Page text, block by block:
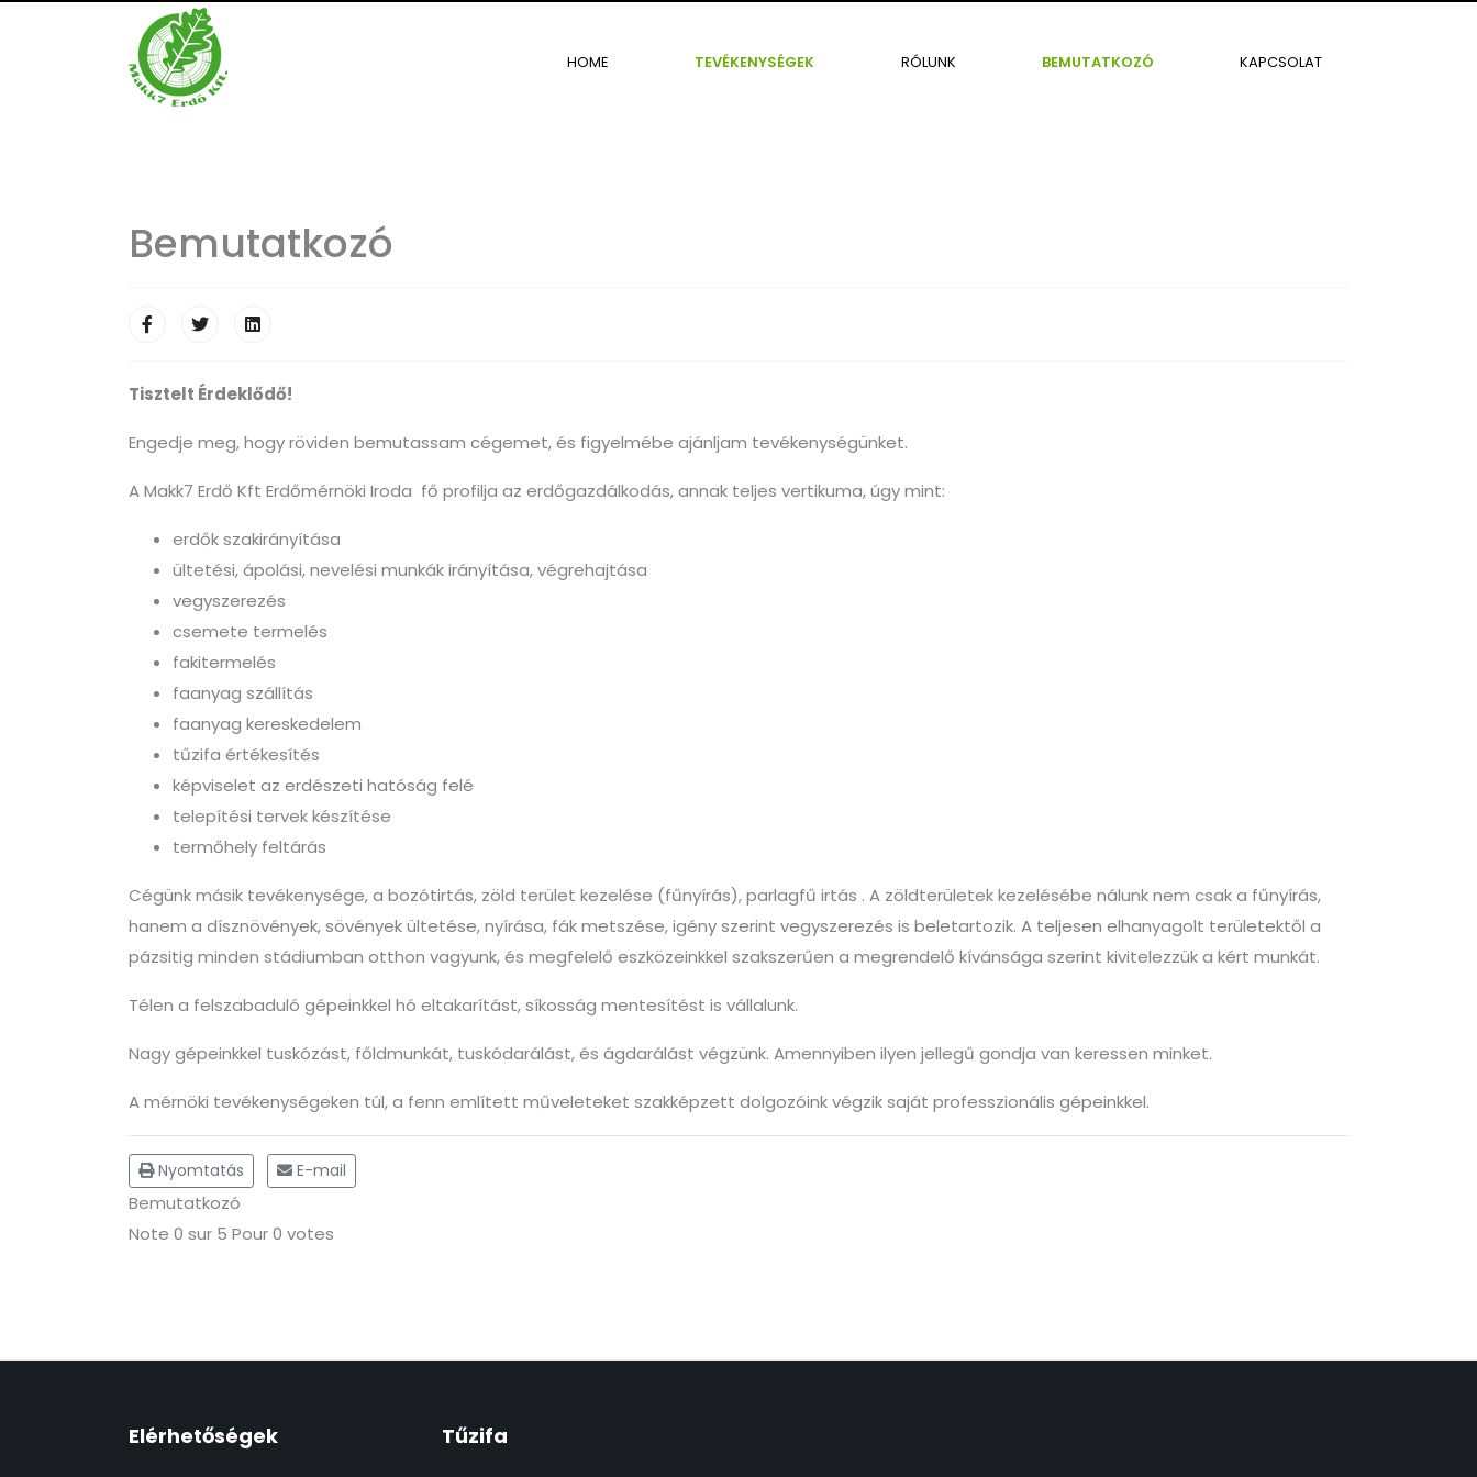
HOME TEVÉKENYSÉGEK RÓLUNK BEMUTATKOZÓ KAPCSOLAT
Bemutatkozó
Tisztelt Érdeklődő!
Engedje meg, hogy röviden bemutassam cégemet, és figyelmébe ajánljam tevékenységünket.
A Makk7 Erdő Kft Erdőmérnöki Iroda fő profilja az erdőgazdálkodás, annak teljes vertikuma, úgy mint:
erdők szakirányítása
ültetési, ápolási, nevelési munkák irányítása, végrehajtása
vegyszerezés
csemete termelés
fakitermelés
faanyag szállítás
faanyag kereskedelem
tűzifa értékesítés
képviselet az erdészeti hatóság felé
telepítési tervek készítése
termőhely feltárás
Cégünk másik tevékenysége, a bozótirtás, zöld terület kezelése (fűnyírás), parlagfű irtás . A zöldterületek kezelésébe nálunk nem csak a fűnyírás,
hanem a dísznövények, sövények ültetése, nyírása, fák metszése, igény szerint vegyszerezés is beletartozik. A teljesen elhanyagolt területektől a
pázsitig minden stádiumban otthon vagyunk, és megfelelő eszközeinkkel szakszerűen a megrendelő kívánsága szerint kivitelezzük a kért munkát.
Télen a felszabaduló gépeinkkel hó eltakarítást, síkosság mentesítést is vállalunk.
Nagy gépeinkkel tuskózást, főldmunkát, tuskódarálást, és ágdarálást végzünk. Amennyiben ilyen jellegű gondja van keressen minket.
A mérnöki tevékenységeken túl, a fenn említett műveleteket szakképzett dolgozóink végzik saját professzionális gépeinkkel.
Nyomtatás E-mail
Bemutatkozó
Note 0 sur 5 Pour0 votes
Elérhetőségek Tűzifa